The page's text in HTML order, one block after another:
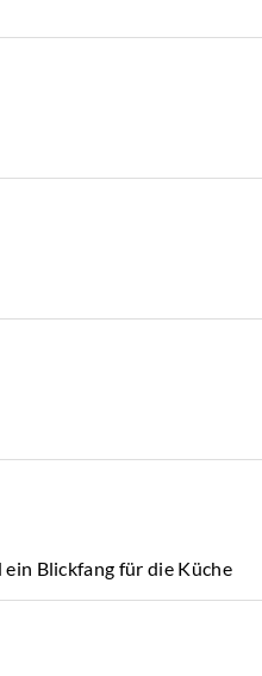
ein Blickfang für die Küche